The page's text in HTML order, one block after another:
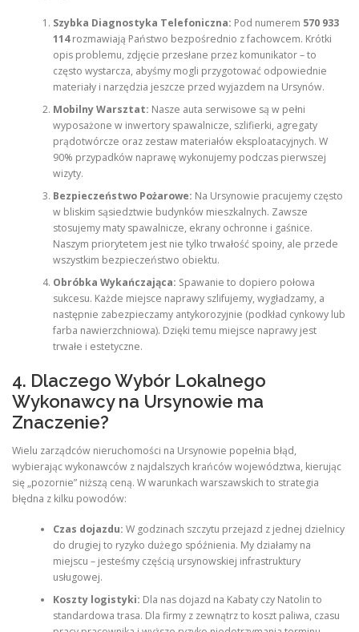
Szybka Diagnostyka Telefoniczna: Pod numerem 570 933
114rozmawiają Państwo bezpośrednio z fachowcem. Krótki
opis problemu, zdjęcie przesłane przez komunikator – to
często wystarcza, abyśmy mogli przygotować odpowiednie
materiały i narzędzia jeszcze przed wyjazdem na Ursynów.
Mobilny Warsztat: Nasze auta serwisowe są w pełni
wyposażone w inwertory spawalnicze, szlifierki, agregaty
prądotwórcze oraz zestaw materiałów eksploatacyjnych. W
90% przypadków naprawę wykonujemy podczas pierwszej
wizyty.
Bezpieczeństwo Pożarowe: Na Ursynowie pracujemy często
w bliskim sąsiedztwie budynków mieszkalnych. Zawsze
stosujemy maty spawalnicze, ekrany ochronne i gaśnice.
Naszym priorytetem jest nie tylko trwałość spoiny, ale przede
wszystkim bezpieczeństwo obiektu.
Obróbka Wykańczająca: Spawanie to dopiero połowa
sukcesu. Każde miejsce naprawy szlifujemy, wygładzamy, a
następnie zabezpieczamy antykorozyjnie (podkład cynkowy lub
farba nawierzchniowa). Dzięki temu miejsce naprawy jest
trwałe i estetyczne.
4. Dlaczego Wybór Lokalnego
Wykonawcy na Ursynowie ma
Znaczenie?
Wielu zarządców nieruchomości na Ursynowie popełnia błąd,
wybierając wykonawców z najdalszych krańców województwa, kierując
się „pozornie” niższą ceną. W warunkach warszawskich to strategia
błędna z kilku powodów:
Czas dojazdu: W godzinach szczytu przejazd z jednej dzielnicy
do drugiej to ryzyko dużego spóźnienia. My działamy na
miejscu – jesteśmy częścią ursynowskiej infrastruktury
usługowej.
Koszty logistyki: Dla nas dojazd na Kabaty czy Natolin to
standardowa trasa. Dla firmy z zewnątrz to koszt paliwa, czasu